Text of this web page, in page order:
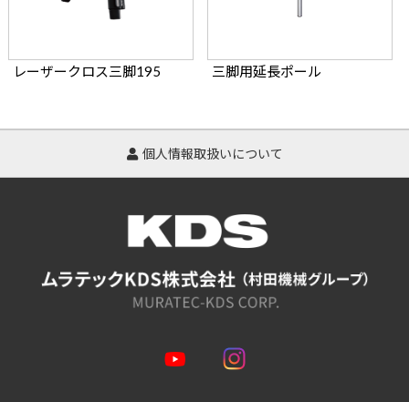
レーザークロス三脚195 三脚用延長ポール
個人情報取扱いについて